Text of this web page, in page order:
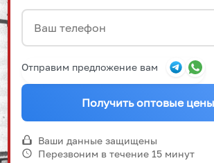
Отправим предложение вам
Получить оптовые цены
Ваши данные защищены
Перезвоним в течение 15 минут